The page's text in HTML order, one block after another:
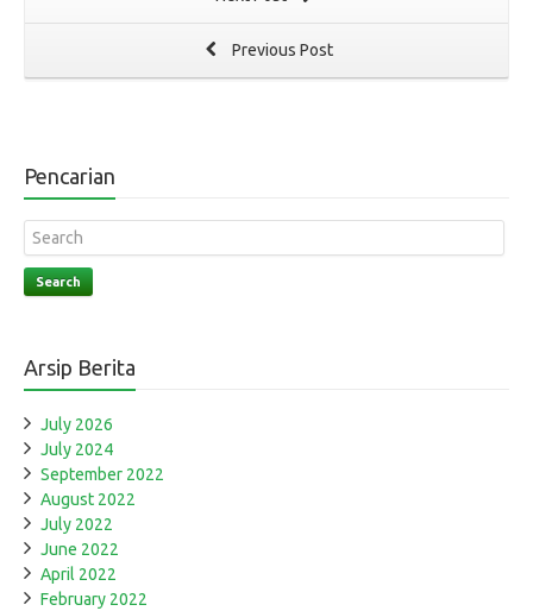
Previous Post
Pencarian
Search
Arsip Berita
July 2026
July 2024
September 2022
August 2022
July 2022
June 2022
April 2022
February 2022